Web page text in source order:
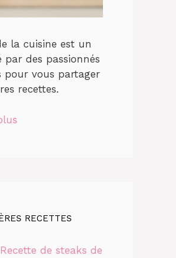
la cuisine est un
par des passionnés
pour vous partager
recettes.
RECETTES
Recette de steaks de